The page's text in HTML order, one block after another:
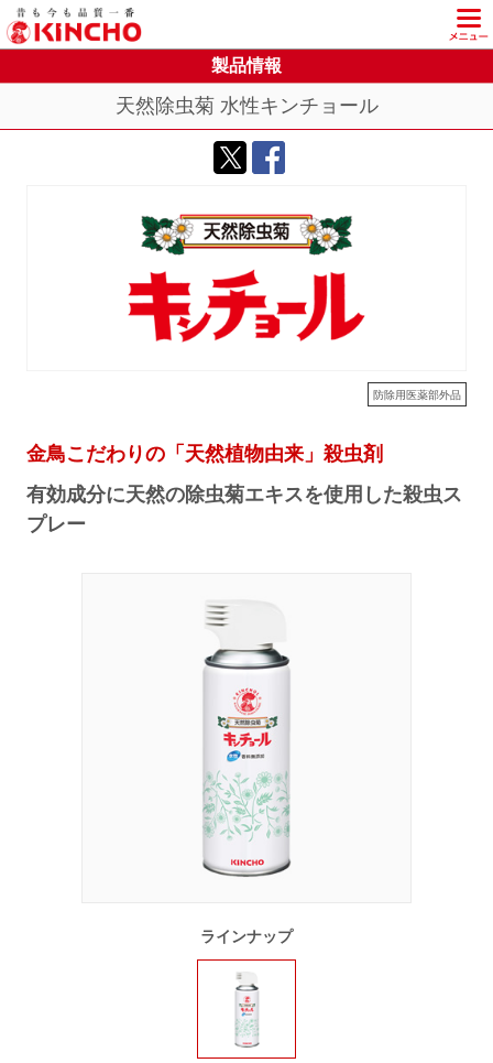
製品情報
天然除虫菊 水性キンチョール
防除用医薬部外品
金鳥こだわりの「天然植物由来」殺虫剤
有効成分に天然の除虫菊エキスを使用した殺虫ス
プレー
ラインナップ